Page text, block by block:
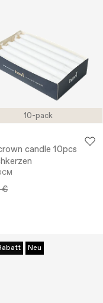
10-pack
candle 10pcs
€
Neu